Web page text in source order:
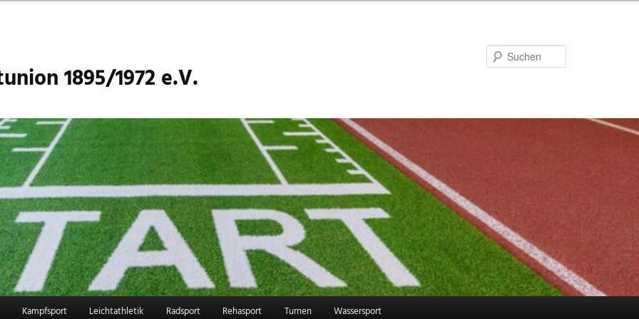
1895/1972 e.V.
Kampfsport Leichtathletik Radsport Rehasport Turnen Wassersport